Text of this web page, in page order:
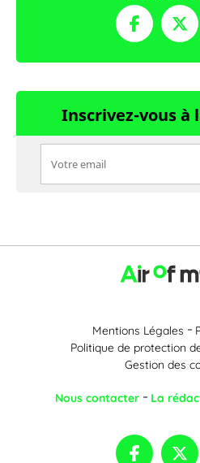
Inscrivez-vous à
Mentions Légales
Politique de protection
Gestion des
Nous contacter La